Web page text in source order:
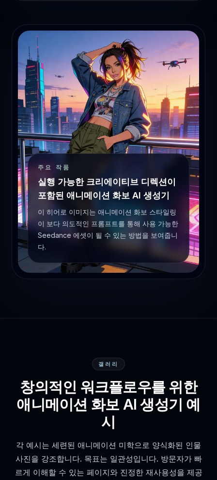
주요 작품
실행 가능한 크리에이티브 디렉션이
포함된 애니메이션 화보 AI 생성기
이 히어로 이미지는 애니메이션 화보 스타일링
이 보다 의도적인 프롬프트를 통해 사용 가능한
Seedance 에셋이 될 수 있는 방법을 보여줍니
다.
갤러리
창의적인 워크플로우를 위한
애니메이션 화보 AI 생성기 예
시
각 예시는 세련된 애니메이션 미학으로 양식화된 인물
사진을 강조합니다. 목표는 일관성입니다. 방문자가 빠
르게 이해할 수 있는 페이지와 진정한 재사용성을 제공